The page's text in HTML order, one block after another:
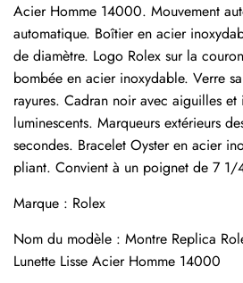
Acier Homme 14000. Mouvement
automatique. Boîtier en acier
de diamètre. Logo Rolex sur la
bombée en acier inoxydable. Verre
rayures. Cadran noir avec aiguilles
luminescents. Marqueurs extérieurs
secondes. Bracelet Oyster en acier
pliant. Convient à un poignet de 7 1/
Marque : Rolex
Nom du modèle : Montre Replica
Lunette Lisse Acier Homme 14000